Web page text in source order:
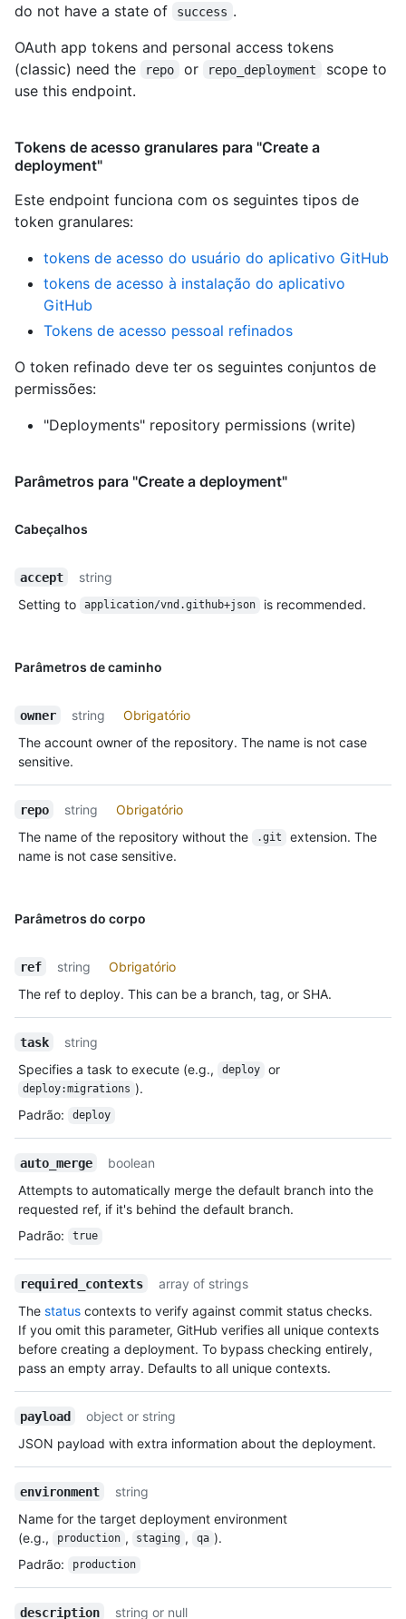
do not have a state of
success .
OAuth app tokens and personal access tokens
(classic) need the
repo or repo_deployment
scope to
use this endpoint.
Tokens de acesso granulares para "Create a
deployment"
Este endpoint funciona com os seguintes tipos de
token granulares:
tokens de acesso do usuário do aplicativo GitHub
tokens de acesso à instalação do aplicativo
GitHub
Tokens de acesso pessoal refinados
O token refinado deve ter os seguintes conjuntos de
permissões:
"Deployments" repository permissions (write)
Parâmetros para "Create a deployment"
Cabeçalhos
accept
string
Setting to
application/vnd.github+json is recommended.
Parâmetros de caminho
owner string
Obrigatório
The account owner of the repository. The name is not case
sensitive.
repo string
Obrigatório
The name of the repository without the
.git
extension. The
name is not case sensitive.
Parâmetros do corpo
ref string
Obrigatório
The ref to deploy. This can be a branch, tag, or SHA.
task
string
Specifies a task to execute (e.g.,
deploy or
deploy:migrations ).
Padrão: deploy
auto_merge
boolean
Attempts to automatically merge the default branch into the
requested ref, if it's behind the default branch.
Padrão: true
required_contexts
array of strings
The status contexts to verify against commit status checks.
If you omit this parameter, GitHub verifies all unique contexts
before creating a deployment. To bypass checking entirely,
pass an empty array. Defaults to all unique contexts.
payload
object or string
JSON payload with extra information about the deployment.
environment
string
Name for the target deployment environment
(e.g.,
production , staging , qa ).
Padrão: production
description string or null